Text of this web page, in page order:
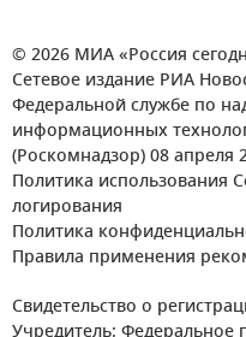
© 2026 МИА «Россия
Сетевое издание РИА
Федеральной службе по
информационных
(Роскомнадзор) 08 апреля
Политика использования
логирования
Политика
Правила применения
Свидетельство о